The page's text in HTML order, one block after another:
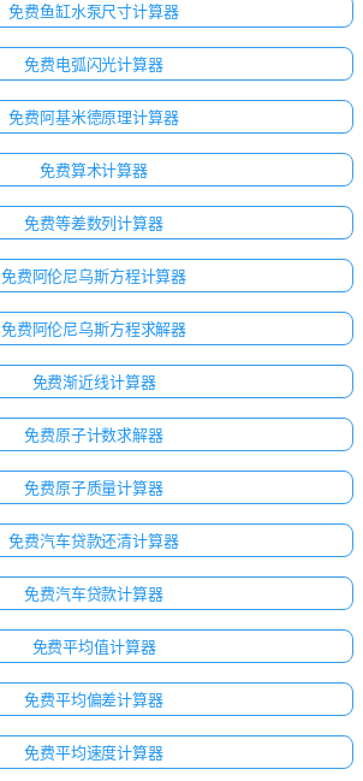
免费鱼缸水泵尺寸计算器
免费电弧闪光计算器
免费阿基米德原理计算器
免费算术计算器
免费等差数列计算器
免费阿伦尼乌斯方程计算器
免费阿伦尼乌斯方程求解器
免费渐近线计算器
免费原子计数求解器
免费原子质量计算器
免费汽车贷款还清计算器
免费汽车贷款计算器
免费平均值计算器
免费平均偏差计算器
免费平均速度计算器